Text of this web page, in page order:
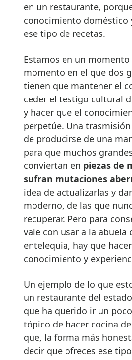
en un restaurante,
conocimiento doméstico
ese tipo de recetas.
Estamos en un
momento en el que dos
tienen que mantener el
ceder el testigo cultural
y hacer que el
perpetúe. Una
de producirse de una
para que muchos
conviertan en piezas de
sufran mutaciones
idea de actualizarlas y
moderno, de las que
recuperar. Pero para
vale con usar a la abuela
entelequia, hay que
conocimiento y
Un ejemplo de lo que
un restaurante del
que ha querido ir un
tópico de hacer cocina
que, la forma más
decir que ofreces ese